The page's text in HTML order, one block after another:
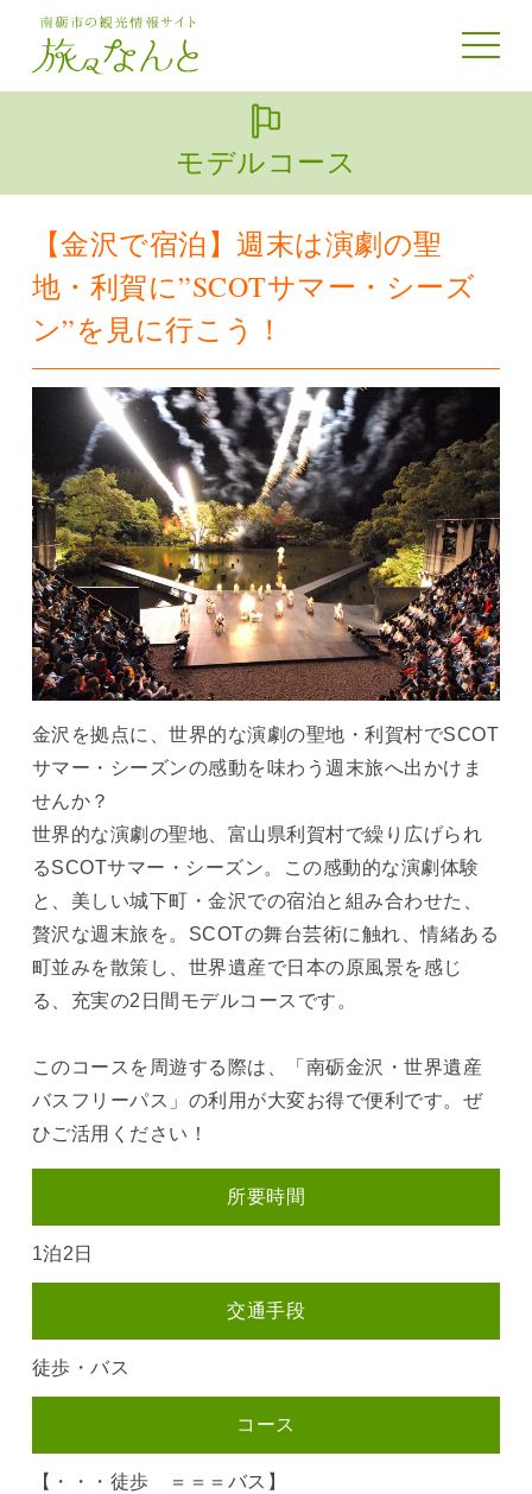
toggle
モデルコース
【金沢で宿泊】週末は演劇の聖
地・利賀に”SCOTサマー・シーズ
ン”を見に行こう！
金沢を拠点に、世界的な演劇の聖地・利賀村でSCOT
サマー・シーズンの感動を味わう週末旅へ出かけま
せんか？
世界的な演劇の聖地、富山県利賀村で繰り広げられ
るSCOTサマー・シーズン。この感動的な演劇体験
と、美しい城下町・金沢での宿泊と組み合わせた、
贅沢な週末旅を。SCOTの舞台芸術に触れ、情緒ある
町並みを散策し、世界遺産で日本の原風景を感じ
る、充実の2日間モデルコースです。
このコースを周遊する際は、「南砺金沢・世界遺産
バスフリーパス」の利用が大変お得で便利です。ぜ
ひご活用ください！
所要時間
1泊2日
交通手段
徒歩・バス
コース
【・・・徒歩 ＝＝＝バス】